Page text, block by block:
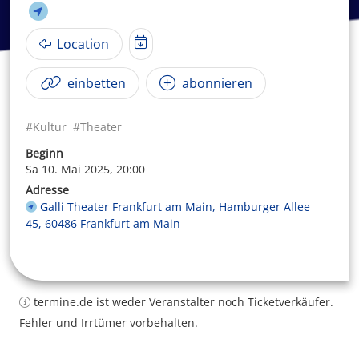
Location
einbetten abonnieren
#Kultur #Theater
Beginn
Sa 10. Mai 2025, 20:00
Adresse
Galli Theater Frankfurt am Main, Hamburger Allee
45, 60486 Frankfurt am Main
termine.de ist weder Veranstalter noch Ticketverkäufer.
Fehler und Irrtümer vorbehalten.